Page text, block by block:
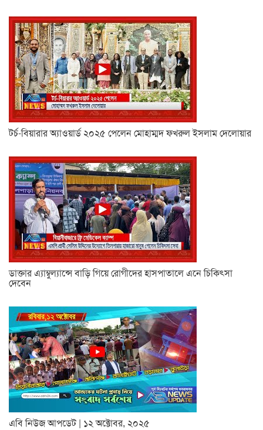
টর্চ-বিয়ারার অ্যাওয়ার্ড ২০২৫ পেলেন মোহাম্মদ ফখরুল ইসলাম দেলোয়ার
ডাক্তার এ্যাম্বুল্যান্সে বাড়ি গিয়ে রোগীদের হাসপাতালে এনে চিকিৎসা
দেবেন
এবি নিউজ আপডেট | ১২ অক্টোবর, ২০২৫